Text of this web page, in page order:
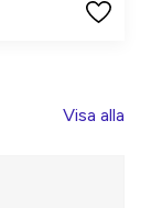
Visa alla